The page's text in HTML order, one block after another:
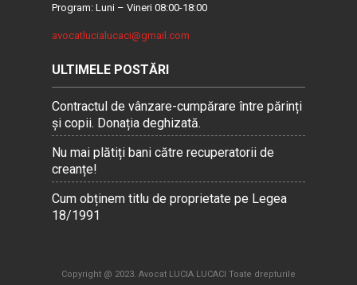
Program: Luni – Vineri 08:00-18:00
avocatlucialucaci@gmail.com
ULTIMELE POSTĂRI
Contractul de vânzare-cumpărare între părinți
și copii. Donația deghizată.
Nu mai plătiți bani către recuperatorii de
creanțe!
Cum obținem titlu de proprietate pe Legea
18/1991
Copyright @ 2023. Avocat LUCIA LUCACI Toate drepturile